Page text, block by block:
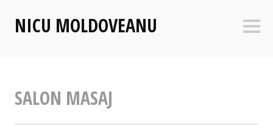
contentNICU MOLDOVEANU
SALON MASAJ